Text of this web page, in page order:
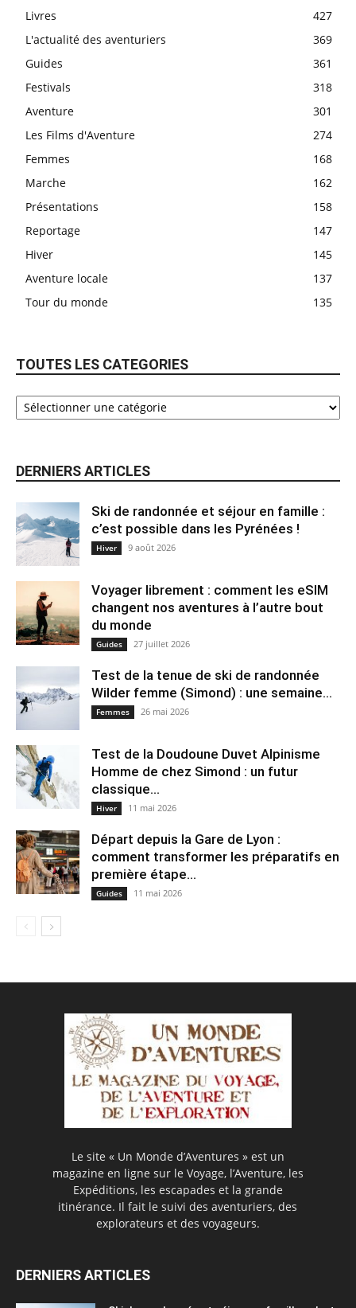
Livres
427
L'actualité des aventuriers
369
Guides
361
Festivals
318
Aventure
301
Les Films d'Aventure
274
Femmes
168
Marche
162
Présentations
158
Reportage
147
Hiver
145
Aventure locale
137
Tour du monde
135
TOUTES LES CATEGORIES
DERNIERS ARTICLES
Ski de randonnée et séjour en famille :
c’est possible dans les Pyrénées !
Hiver 9 août 2026
Voyager librement : comment les eSIM
changent nos aventures à l’autre bout
du monde
Guides 27 juillet 2026
Test de la tenue de ski de randonnée
Wilder femme (Simond) : une semaine...
Femmes 26 mai 2026
Test de la Doudoune Duvet Alpinisme
Homme de chez Simond : un futur
classique...
Hiver 11 mai 2026
Départ depuis la Gare de Lyon :
comment transformer les préparatifs en
pre⁠mière étape...
Guides 11 mai 2026
Le site « Un Monde d’Aventures » est un
magazine en ligne sur le Voyage, l’Aventure, les
Expéditions, les escapades et la grande
itinérance. Il fait le suivi des aventuriers, des
explorateurs et des voyageurs.
DERNIERS ARTICLES